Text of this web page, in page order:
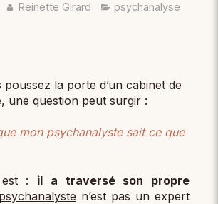
Reinette Girard
psychanalyse
la porte d’un cabinet de
une question peut surgir :
mon psychanalyste sait ce que
est : il a traversé son propre
psychanalyste n’est pas un expert